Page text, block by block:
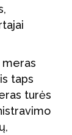
meras
taps
turės